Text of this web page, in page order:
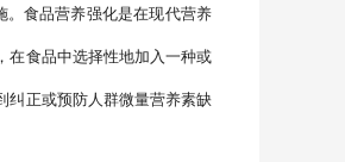
。食品营养强化是在现代营养
在食品中选择性地加入一种或
纠正或预防人群微量营养素缺